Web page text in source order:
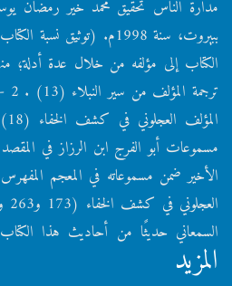
مدارة الناس تحقيق محمد خير
ببيروت، سنة 1998م. (توثيق
السمعاني حديثًا من أحاديث هذا
المزيد